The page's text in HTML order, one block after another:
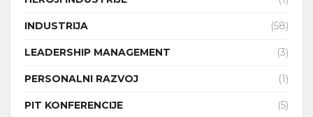
INDUSTRIJA (58)
LEADERSHIP MANAGEMENT (3)
PERSONALNI RAZVOJ (1)
PIT KONFERENCIJE (5)